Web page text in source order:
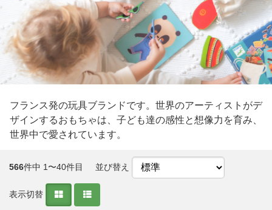
フランス発の玩具ブランドです。世界のアーティストがデ
ザインするおもちゃは、子ども達の感性と想像力を育み、
世界中で愛されています。
566件中 1〜40件目 並び替え
表示切替